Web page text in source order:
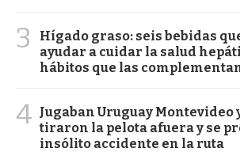
3
Hígado graso: seis bebidas
ayudar a cuidar la salud
hábitos que las
4 Jugaban Uruguay Montevideo
tiraron la pelota afuera y se
insólito accidente en la ruta